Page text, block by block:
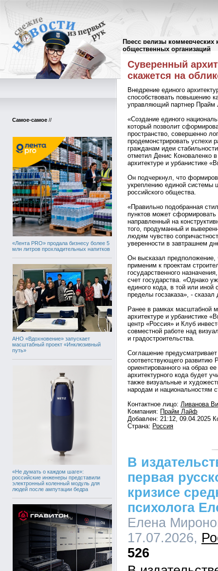
Пресс релизы коммерческих
общественных организаций
Самое-самое //
«Лента PRO» продала бизнесу более 5
млн литров прохладительных напитков
АНО «Вдохновение» запускает
масштабный проект «Инклюзивный
путь»
«Не думать о каждом шаге»:
российские инженеры представили
электронный коленный модуль для
людей после ампутации бедра
Пресс-релизы//
Суверенный
скажется на
Внедрение единого
способствовать повышению
управляющий партнер
«Создание единого
который позволит
пространство, совершенно
продемонстрировать успехи
гражданам идеи
отметил Денис Коноваленко
архитектуре и урбанистике
Он подчеркнул, что
укреплению единой системы
российского общества.
«Правильно подобранная
пунктов может сформировать
направленный на
того, продуманный и
людям чувство
уверенности в завтрашнем
Он высказал предположение,
применим к проектам
государственного
счет государства. «Однако
единого кода, в той или иной
пределы госзаказа», - сказал
Ранее в рамках масштабной
архитектуре и урбанистике
центр «Россия» и Клуб
совместной работе над
и градостроительства.
Соглашение предусматривает
соответствующего развитию
ориентированного на образ
архитектурного кода будет
также визуальные и
народам и национальностям
Контактное лицо: Ливанова
Компания: Прайм Лайф
Добавлен: 21:12, 09.04.2025
Страна: Россия
В
первая
кризисе
психолога
Елена
17.07.2026,
526